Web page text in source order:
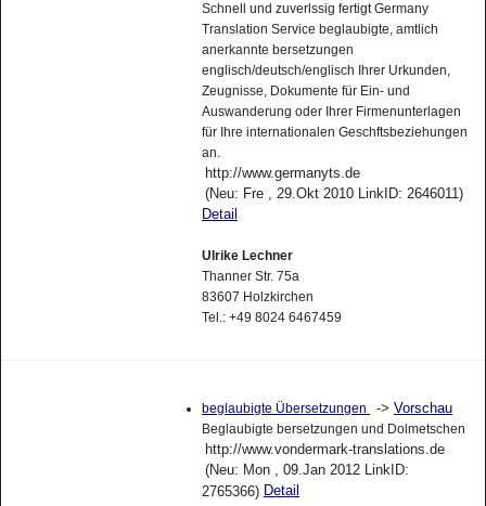
Schnell und zuverlssig fertigt Germany
Translation Service beglaubigte, amtlich
anerkannte bersetzungen
englisch/deutsch/englisch Ihrer Urkunden,
Zeugnisse, Dokumente für Ein- und
Auswanderung oder Ihrer Firmenunterlagen
für Ihre internationalen Geschftsbeziehungen
an.
http://www.germanyts.de
(Neu: Fre , 29.Okt 2010 LinkID: 2646011)
Detail
Ulrike Lechner
Thanner Str. 75a
83607 Holzkirchen
Tel.: +49 8024 6467459
beglaubigte Übersetzungen -> Vorschau
Beglaubigte bersetzungen und Dolmetschen
http://www.vondermark-translations.de
(Neu: Mon , 09.Jan 2012 LinkID:
2765366) Detail